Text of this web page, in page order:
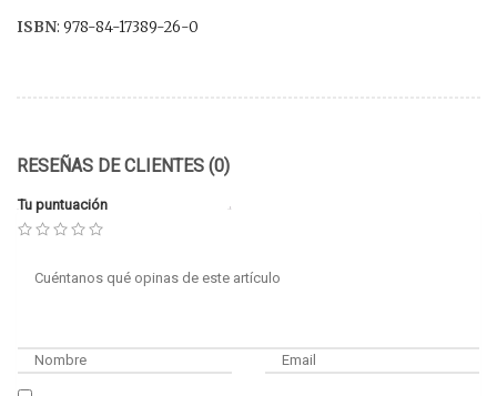
ISBN: 978-84-17389-26-0
RESEÑAS DE CLIENTES (0)
Tu puntuación